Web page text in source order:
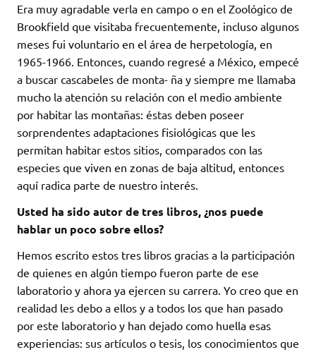
Era muy agradable verla en campo o en el Zoológico de
Brookfield que visitaba frecuentemente, incluso algunos
meses fui voluntario en el área de herpetología, en
1965-1966. Entonces, cuando regresé a México, empecé
a buscar cascabeles de monta- ña y siempre me llamaba
mucho la atención su relación con el medio ambiente
por habitar las montañas: éstas deben poseer
sorprendentes adaptaciones fisiológicas que les
permitan habitar estos sitios, comparados con las
especies que viven en zonas de baja altitud, entonces
aquí radica parte de nuestro interés.
Usted ha sido autor de tres libros, ¿nos puede
hablar un poco sobre ellos?
Hemos escrito estos tres libros gracias a la participación
de quienes en algún tiempo fueron parte de ese
laboratorio y ahora ya ejercen su carrera. Yo creo que en
realidad les debo a ellos y a todos los que han pasado
por este laboratorio y han dejado como huella esas
experiencias: sus artículos o tesis, los conocimientos que